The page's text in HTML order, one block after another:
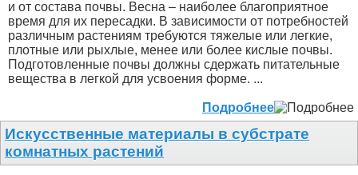
и от состава почвы. Весна – наиболее благоприятное
время для их пересадки. В зависимости от потребностей
различным растениям требуются тяжелые или легкие,
плотные или рыхлые, менее или более кислые почвы.
Подготовленные почвы должны сдержать питательные
вещества в легкой для усвоения форме. ...
Подробнее
Искусственные материалы в субстрате
комнатных растений